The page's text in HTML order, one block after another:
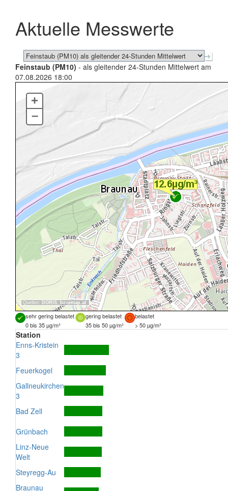
schließen
Aktuelle Messwerte
Feinstaub (PM10) - als gleitender 24-Stunden Mittelwert am
07.08.2026 18:00
Quellen: DORIS, basemap.at
+
–
sehr gering belastet gering belastet
belastet
0 bis 35 µg/m³
35 bis 50 µg/m³ > 50 µg/m³
Station
Enns-Kristein
3
Feuerkogel
Gallneukirchen
3
Bad Zell
Grünbach
Linz-Neue
Welt
Steyregg-Au
Braunau